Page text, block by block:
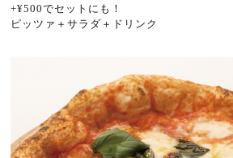
+¥500でセットにも！
ピッツァ＋サラダ＋ドリンク